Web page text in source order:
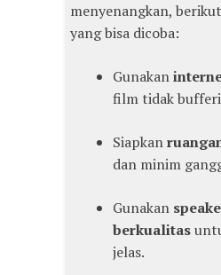
menyenangkan,
yang bisa dicoba:
Gunakan
film tidak
Siapkan
dan minim
Gunakan
berkualitas
jelas.